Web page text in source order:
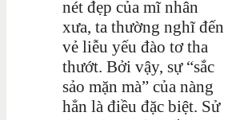
nét đẹp của mĩ nhân
xưa, ta thường nghĩ đến
vẻ liễu yếu đào tơ tha
thướt. Bởi vậy, sự “sắc
sảo mặn mà” của nàng
hẳn là điều đặc biệt. Sử